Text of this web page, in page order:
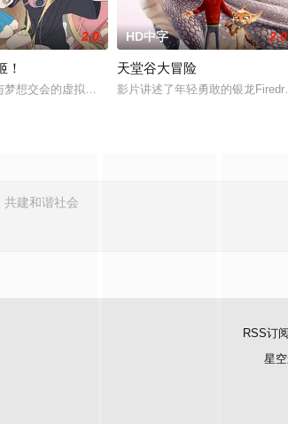
2.0
！
梦想交会的虚拟空间，而舞台幕布将缓缓升起，见证
HD中字 2.0
天堂谷大冒险
影片讲述了年轻勇敢的银龙
RSS订阅
星